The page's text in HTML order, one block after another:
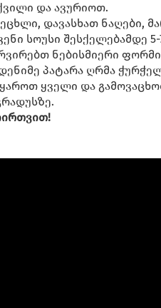
და ავურიოთ.
დავასხათ ნაღები,
სოუსი შესქელებამდე
ნებისმიერი
პატარა ღრმა
ყველი და